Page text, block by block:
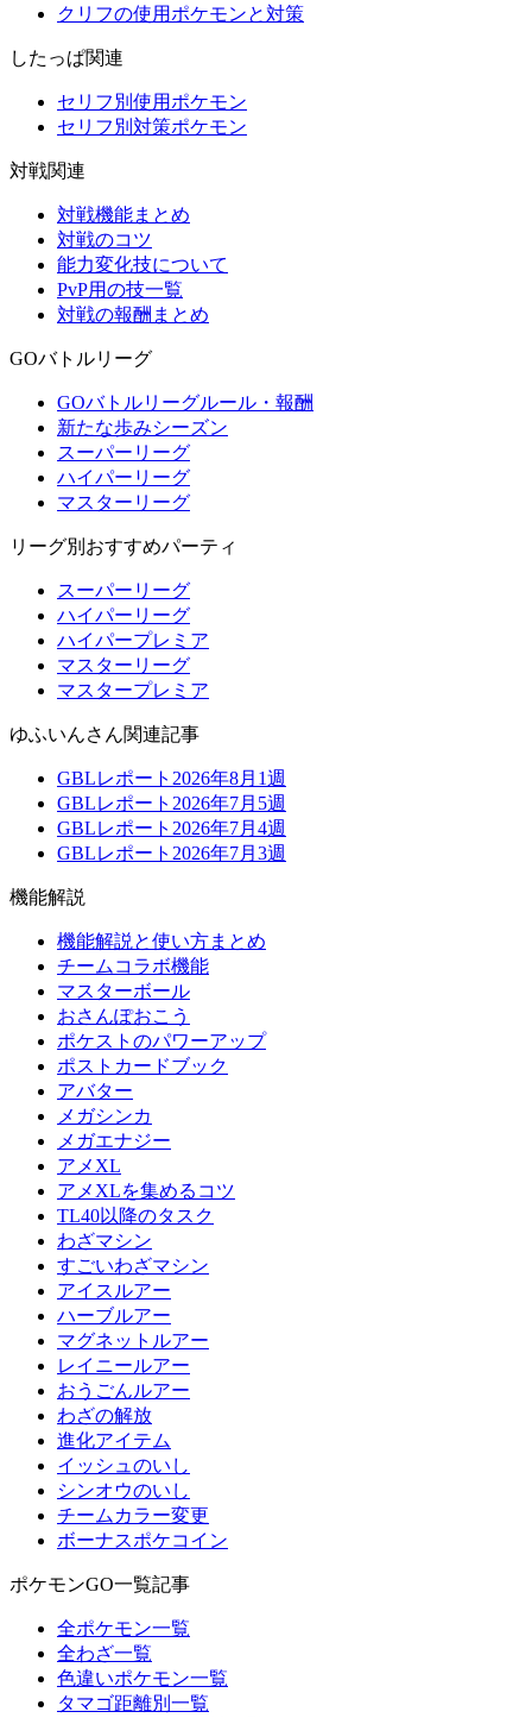
クリフの使用ポケモンと対策
したっぱ関連
セリフ別使用ポケモン
セリフ別対策ポケモン
対戦関連
対戦機能まとめ
対戦のコツ
能力変化技について
PvP用の技一覧
対戦の報酬まとめ
GOバトルリーグ
GOバトルリーグルール・報酬
新たな歩みシーズン
スーパーリーグ
ハイパーリーグ
マスターリーグ
リーグ別おすすめパーティ
スーパーリーグ
ハイパーリーグ
ハイパープレミア
マスターリーグ
マスタープレミア
ゆふいんさん関連記事
GBLレポート2026年8月1週
GBLレポート2026年7月5週
GBLレポート2026年7月4週
GBLレポート2026年7月3週
機能解説
機能解説と使い方まとめ
チームコラボ機能
マスターボール
おさんぽおこう
ポケストのパワーアップ
ポストカードブック
アバター
メガシンカ
メガエナジー
アメXL
アメXLを集めるコツ
TL40以降のタスク
わざマシン
すごいわざマシン
アイスルアー
ハーブルアー
マグネットルアー
レイニールアー
おうごんルアー
わざの解放
進化アイテム
イッシュのいし
シンオウのいし
チームカラー変更
ボーナスポケコイン
ポケモンGO一覧記事
全ポケモン一覧
全わざ一覧
色違いポケモン一覧
タマゴ距離別一覧